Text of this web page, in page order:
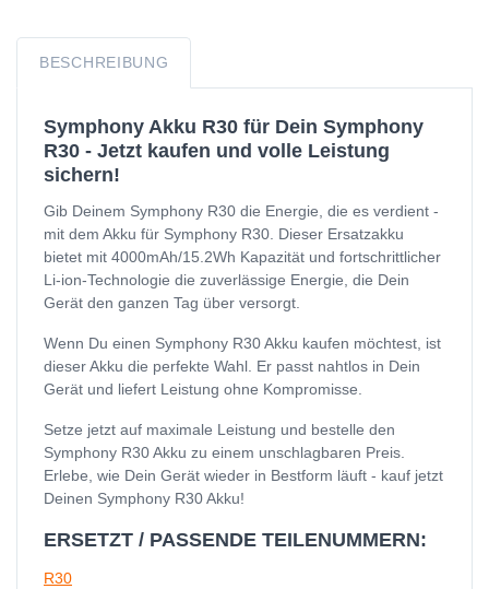
BESCHREIBUNG
Symphony Akku R30 für Dein Symphony
R30 - Jetzt kaufen und volle Leistung
sichern!
Gib Deinem Symphony R30 die Energie, die es verdient -
mit dem Akku für Symphony R30. Dieser Ersatzakku
bietet mit 4000mAh/15.2Wh Kapazität und fortschrittlicher
Li-ion-Technologie die zuverlässige Energie, die Dein
Gerät den ganzen Tag über versorgt.
Wenn Du einen Symphony R30 Akku kaufen möchtest, ist
dieser Akku die perfekte Wahl. Er passt nahtlos in Dein
Gerät und liefert Leistung ohne Kompromisse.
Setze jetzt auf maximale Leistung und bestelle den
Symphony R30 Akku zu einem unschlagbaren Preis.
Erlebe, wie Dein Gerät wieder in Bestform läuft - kauf jetzt
Deinen Symphony R30 Akku!
ERSETZT / PASSENDE TEILENUMMERN:
R30